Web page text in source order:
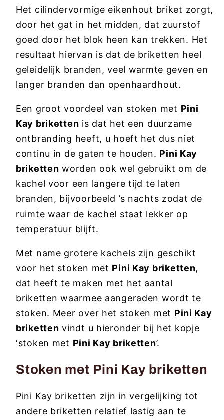
Het cilindervormige eikenhout briket zorgt,
door het gat in het midden, dat zuurstof
goed door het blok heen kan trekken. Het
resultaat hiervan is dat de briketten heel
geleidelijk branden, veel warmte geven en
langer branden dan openhaardhout.
Een groot voordeel van stoken met Pini
Kay briketten is dat het een duurzame
ontbranding heeft, u hoeft het dus niet
continu in de gaten te houden. Pini Kay
briketten worden ook wel gebruikt om de
kachel voor een langere tijd te laten
branden, bijvoorbeeld ’s nachts zodat de
ruimte waar de kachel staat lekker op
temperatuur blijft.
Met name grotere kachels zijn geschikt
voor het stoken met Pini Kay briketten,
dat heeft te maken met het aantal
briketten waarmee aangeraden wordt te
stoken. Meer over het stoken met Pini Kay
briketten vindt u hieronder bij het kopje
‘stoken met Pini Kay briketten’.
Stoken met Pini Kay briketten
Pini Kay briketten zijn in vergelijking tot
andere briketten relatief lastig aan te